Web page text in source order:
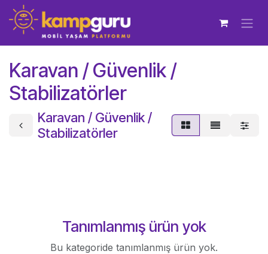
İçereği Atla
Karavan / Güvenlik /
Stabilizatörler
Karavan / Güvenlik /
Stabilizatörler
Tanımlanmış ürün yok
Bu kategoride tanımlanmış ürün yok.